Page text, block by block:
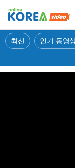
최신 인기 동영